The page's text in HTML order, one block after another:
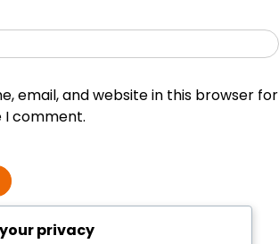
email, and website in this browser for
comment.
privacy